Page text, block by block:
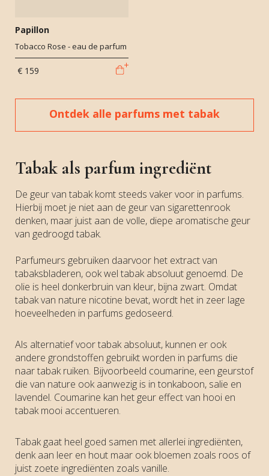
Papillon
Tobacco Rose - eau de parfum
€ 159
Ontdek alle parfums met tabak
Tabak als parfum ingrediënt
De geur van tabak komt steeds vaker voor in parfums.
Hierbij moet je niet aan de geur van sigarettenrook
denken, maar juist aan de volle, diepe aromatische geur
van gedroogd tabak.
Parfumeurs gebruiken daarvoor het extract van
tabaksbladeren, ook wel tabak absoluut genoemd. De
olie is heel donkerbruin van kleur, bijna zwart. Omdat
tabak van nature nicotine bevat, wordt het in zeer lage
hoeveelheden in parfums gedoseerd.
Als alternatief voor tabak absoluut, kunnen er ook
andere grondstoffen gebruikt worden in parfums die
naar tabak ruiken. Bijvoorbeeld coumarine, een geurstof
die van nature ook aanwezig is in tonkaboon, salie en
lavendel. Coumarine kan het geur effect van hooi en
tabak mooi accentueren.
Tabak gaat heel goed samen met allerlei ingrediënten,
denk aan leer en hout maar ook bloemen zoals roos of
juist zoete ingrediënten zoals vanille.